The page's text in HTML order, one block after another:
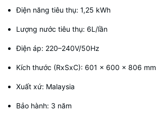
Điện năng tiêu thụ: 1,25 kWh
Lượng nước tiêu thụ: 6L/lần
Điện áp: 220–240V/50Hz
Kích thước (RxSxC): 601 x 600 x 806 mm
Xuất xứ: Malaysia
Bảo hành: 3 năm